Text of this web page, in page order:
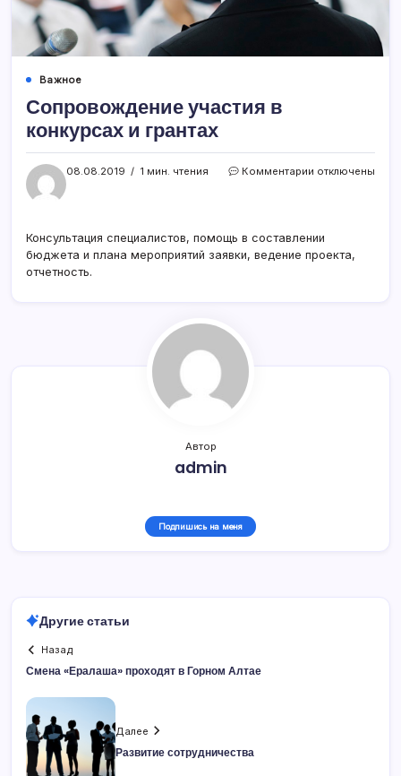
Важное
Сопровождение участия в
конкурсах и грантах
08.08.2019 1 мин. чтения Комментарии к
конкурсах
и
отключены
Консультация специалистов, помощь в составлении
бюджета и плана мероприятий заявки, ведение проекта,
отчетность.
Автор
admin
Подпишись на меня
Другие статьи
Назад
Смена «Ералаша» проходят в Горном Алтае
Далее
Развитие сотрудничества